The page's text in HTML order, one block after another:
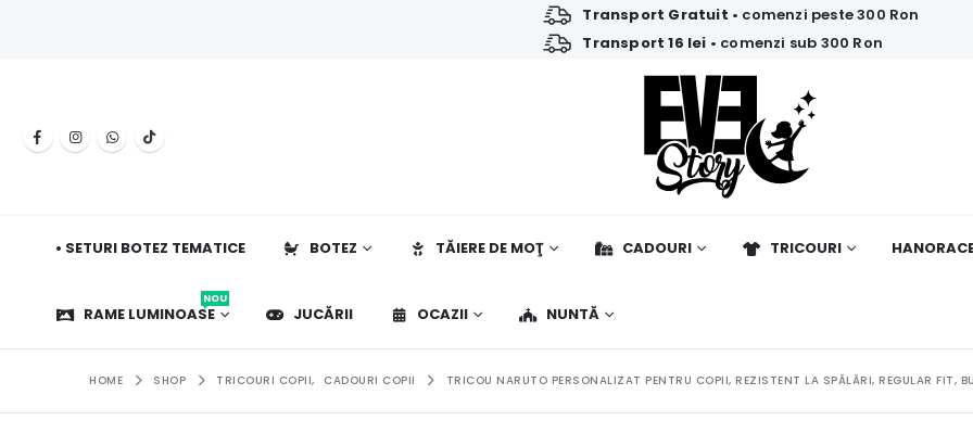
Transport Gratuit • comenzi peste 300 Ron
Transport 16 lei • comenzi sub 300 Ron
• SETURI BOTEZ TEMATICE BOTEZ TĂIERE DE MOŢ CADOURI TRICOURI
RAME LUMINOASE
NOU
JUCĂRII OCAZII NUNTĂ
HOME SHOP TRICOURI COPII, CADOURI COPII TRICOU NARUTO PERSONALIZAT PENTRU COPII, REZISTENT LA SPĂLĂRI, REGULAR FIT,